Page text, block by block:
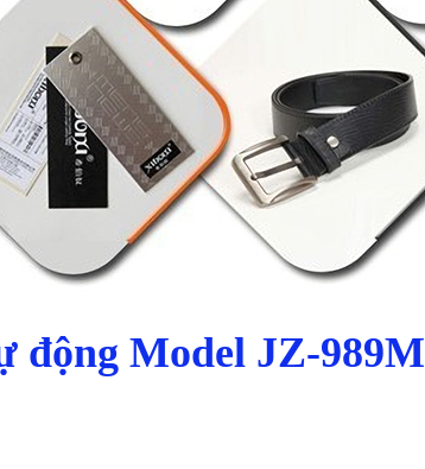
động Model JZ-989M